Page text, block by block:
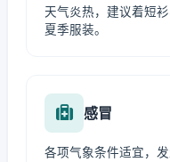
天气炎热，建议着短
夏季服装。
感冒
各项气象条件适宜，